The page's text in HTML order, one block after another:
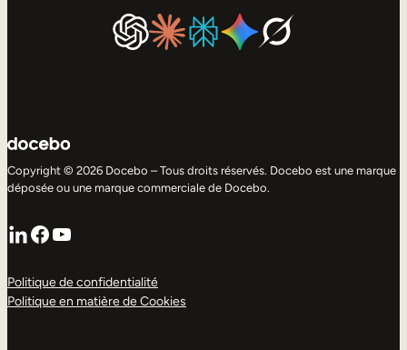
Copyright © 2026 Docebo – Tous droits réservés. Docebo est une marque
déposée ou une marque commerciale de Docebo.
LinkedIn
Facebook
YouTube
Politique de confidentialité
Politique en matière de Cookies